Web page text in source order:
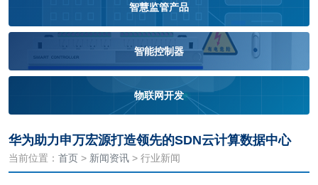
智慧监管产品
智能控制器
物联网开发
华为助力申万宏源打造领先的SDN云计算数据中心
当前位置： 首页 > 新闻资讯 > 行业新闻